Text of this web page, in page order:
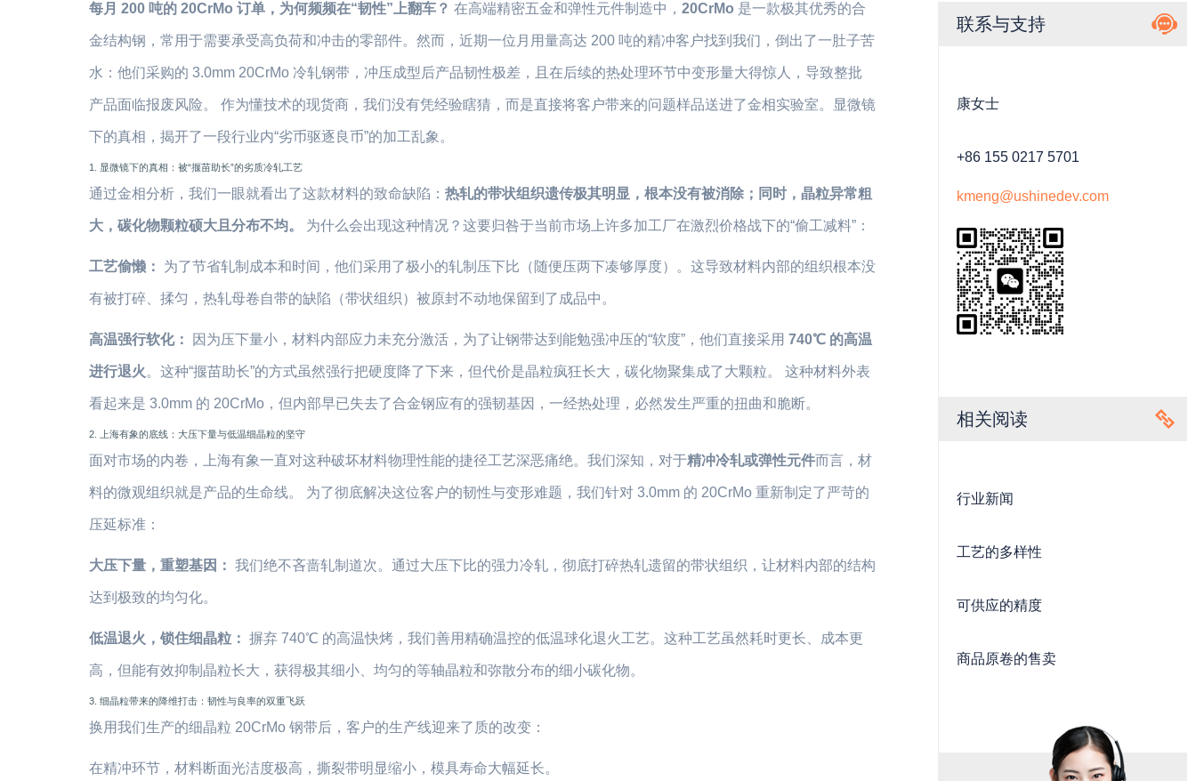
每月 200 吨的 20CrMo 订单，为何频频在“韧性”上翻车？ 在高端精密五金和弹性元件制造中， 20CrMo 是一款极其优秀的合
金结构钢，常用于需要承受高负荷和冲击的零部件。然而，近期一位月用量高达 200 吨的精冲客户找到我们，倒出了一肚子苦
水：他们采购的 3.0mm 20CrMo 冷轧钢带，冲压成型后产品韧性极差，且在后续的热处理环节中变形量大得惊人，导致整批
产品面临报废风险。 作为懂技术的现货商，我们没有凭经验瞎猜，而是直接将客户带来的问题样品送进了金相实验室。显微镜
下的真相，揭开了一段行业内“劣币驱逐良币”的加工乱象。
1. 显微镜下的真相：被“揠苗助长”的劣质冷轧工艺
通过金相分析，我们一眼就看出了这款材料的致命缺陷： 热轧的带状组织遗传极其明显，根本没有被消除；同时，晶粒异常粗
大，碳化物颗粒硕大且分布不均。 为什么会出现这种情况？这要归咎于当前市场上许多加工厂在激烈价格战下的“偷工减料”：
工艺偷懒： 为了节省轧制成本和时间，他们采用了极小的轧制压下比（随便压两下凑够厚度）。这导致材料内部的组织根本没
有被打碎、揉匀，热轧母卷自带的缺陷（带状组织）被原封不动地保留到了成品中。
高温强行软化： 因为压下量小，材料内部应力未充分激活，为了让钢带达到能勉强冲压的“软度”，他们直接采用 740℃ 的高温
进行退火。这种“揠苗助长”的方式虽然强行把硬度降了下来，但代价是晶粒疯狂长大，碳化物聚集成了大颗粒。 这种材料外表
看起来是 3.0mm 的 20CrMo，但内部早已失去了合金钢应有的强韧基因，一经热处理，必然发生严重的扭曲和脆断。
2. 上海有象的底线：大压下量与低温细晶粒的坚守
面对市场的内卷，上海有象一直对这种破坏材料物理性能的捷径工艺深恶痛绝。我们深知，对于精冲冷轧或弹性元件而言，材
料的微观组织就是产品的生命线。 为了彻底解决这位客户的韧性与变形难题，我们针对 3.0mm 的 20CrMo 重新制定了严苛的
压延标准：
大压下量，重塑基因： 我们绝不吝啬轧制道次。通过大压下比的强力冷轧，彻底打碎热轧遗留的带状组织，让材料内部的结构
达到极致的均匀化。
低温退火，锁住细晶粒： 摒弃 740℃ 的高温快烤，我们善用精确温控的低温球化退火工艺。这种工艺虽然耗时更长、成本更
高，但能有效抑制晶粒长大，获得极其细小、均匀的等轴晶粒和弥散分布的细小碳化物。
3. 细晶粒带来的降维打击：韧性与良率的双重飞跃
换用我们生产的细晶粒 20CrMo 钢带后，客户的生产线迎来了质的改变：
在精冲环节，材料断面光洁度极高，撕裂带明显缩小，模具寿命大幅延长。
联系与支持
康女士
+86 155 0217 5701
kmeng@ushinedev.com
相关阅读
行业新闻
工艺的多样性
可供应的精度
商品原卷的售卖